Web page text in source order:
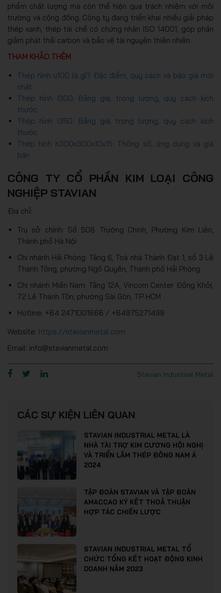
phẩm chất lượng mà còn thể hiện qua trách nhiệm với môi
trường và cộng đồng. Công ty đang triển khai nhiều giải pháp
thép xanh, thép tái chế có chứng nhận ISO 14001, góp phần
giảm phát thải carbon và bảo vệ tài nguyên thiên nhiên.
THAM KHẢO THÊM
Thép hình u100 là gì? Đặc điểm, quy cách và báo giá mới
nhất
Thép hình I300: Bảng giá, trọng lượng, quy cách kích
thước
Thép hình I350: Bảng giá, trọng lượng, quy cách kích
thước
Thép hình h300x300x10x15: Thông số, ứng dụng và giá
bán
CÔNG TY CỔ PHẦN KIM LOẠI CÔNG
NGHIỆP STAVIAN
Địa chỉ:
Trụ sở chính: Số 508 Trường Chinh, Phường Kim Liên,
Thành phố Hà Nội
Chi nhánh Hải Phòng: Tầng 6, Toà nhà Thành Đạt 1, số 3 Lê
Thành Tông, phường Ngô Quyền, Thành phố Hải Phòng
Chi nhánh Miền Nam: Tầng 12A, Vincom Center Đồng Khởi,
72 Lê Thánh Tôn, phường Sài Gòn, TP HCM
Hotline: +84 2471001868 / +84975271499
Website: https://stavianmetal.com
Email: info@stavianmetal.com
Stavian Industrial Metal
CÁC SỰ KIỆN LIÊN QUAN
STAVIAN INDUSTRIAL METAL LÀ
NHÀ TÀI TRỢ KIM CƯƠNG HỘI NGHỊ
VÀ TRIỂN LÃM THÉP ĐÔNG NAM Á
2024
TẬP ĐOÀN STAVIAN VÀ TẬP ĐOÀN
AMACCAO KÝ KẾT THOẢ THUẬN
HỢP TÁC CHIẾN LƯỢC
STAVIAN INDUSTRIAL METAL TỔ
CHỨC TỔNG KẾT HOẠT ĐỘNG KINH
DOANH NĂM 2023